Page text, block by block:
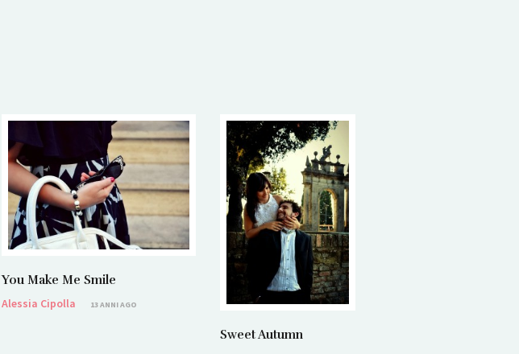
You Make Me Smile
Alessia Cipolla
13 ANNI AGO
Sweet Autumn